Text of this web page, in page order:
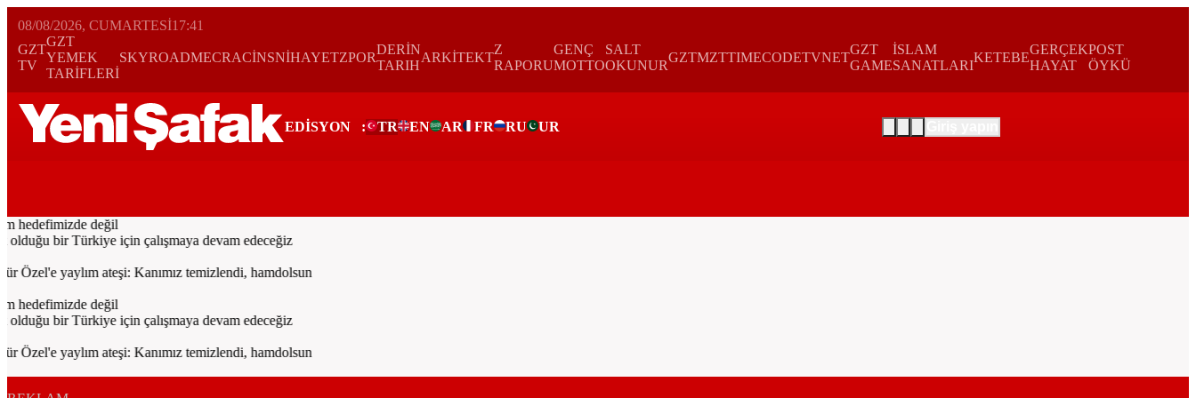
08/08/2026, CUMARTESI17:41
GZT
TV
GZT
YEMEK
TARİFLERİ
SKYROADMECRACİNSNİHAYETZPOR
DERİN
TARIH
ARKİTEKT
Z
RAPORU
GENÇ
MOTTO
SALT
OKUNUR
GZTMZTTIMECODETVNET
GZT
GAME
İSLAM
SANATLARI
KETEBE
GERÇEK
HAYAT
POST
ÖYKÜ
EDİSYON : TR EN AR FR RU UR
hedefimizde değil
bir Türkiye için çalışmaya devam edeceğiz
yaylım ateşi: Kanımız temizlendi, hamdolsun
hedefimizde değil
bir Türkiye için çalışmaya devam edeceğiz
yaylım ateşi: Kanımız temizlendi, hamdolsun